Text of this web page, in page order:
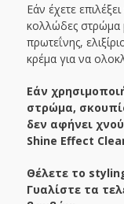
Εάν έχετε
κολλώδες στρώμα
πρωτεΐνης,
κρέμα για να
Εάν
στρώμα,
δεν αφήνει
Shine Effect
Θέλετε το
Γυαλίστε τα